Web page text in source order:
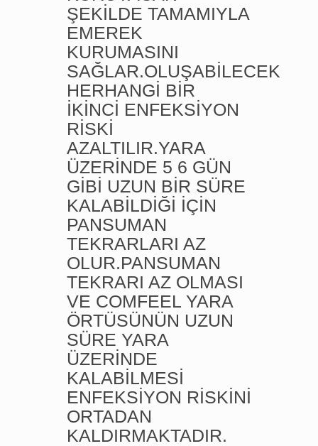
ŞEKİLDE TAMAMIYLA
EMEREK
KURUMASINI
SAĞLAR.OLUŞABİLECEK
HERHANGİ BİR
İKİNCİ ENFEKSİYON
RİSKİ
AZALTILIR.YARA
ÜZERİNDE 5 6 GÜN
GİBİ UZUN BİR SÜRE
KALABİLDİĞİ İÇİN
PANSUMAN
TEKRARLARI AZ
OLUR.PANSUMAN
TEKRARI AZ OLMASI
VE COMFEEL YARA
ÖRTÜSÜNÜN UZUN
SÜRE YARA
ÜZERİNDE
KALABİLMESİ
ENFEKSİYON RİSKİNİ
ORTADAN
KALDIRMAKTADIR.